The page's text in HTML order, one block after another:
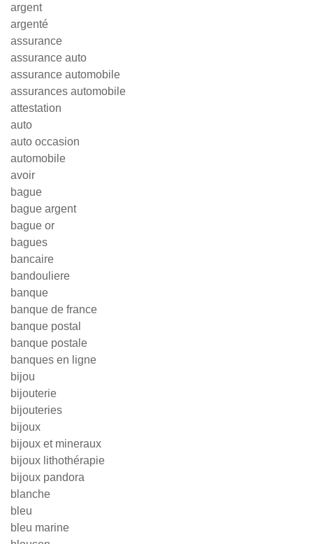
argent
argenté
assurance
assurance auto
assurance automobile
assurances automobile
attestation
auto
auto occasion
automobile
avoir
bague
bague argent
bague or
bagues
bancaire
bandouliere
banque
banque de france
banque postal
banque postale
banques en ligne
bijou
bijouterie
bijouteries
bijoux
bijoux et mineraux
bijoux lithothérapie
bijoux pandora
blanche
bleu
bleu marine